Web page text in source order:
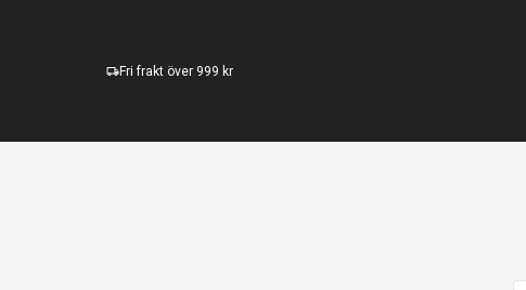
Fri frakt över 999 kr